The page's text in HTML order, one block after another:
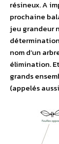
résineux. A
prochaine
jeu grandeur
détermination
nom d’un
élimination.
grands
(appelés